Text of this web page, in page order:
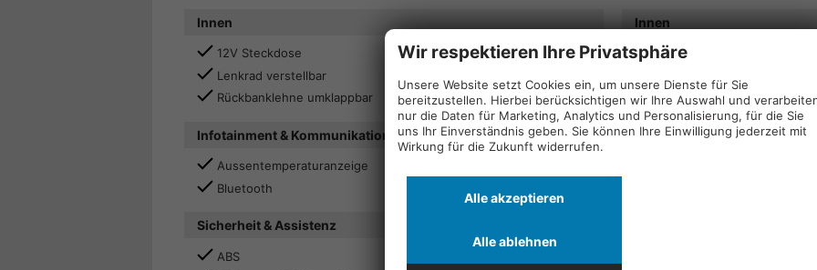
Innen
12V Steckdose
Lenkrad verstellbar
Rückbanklehne umklappbar
Infotainment & Kommunikation
Aussentemperaturanzeige
Bluetooth
Sicherheit & Assistenz
ABS
Innen
Elektr. Fensterheber hinten
Klimaanlage
Infotainment &
Wir respektieren Ihre Privatsphäre
Unsere Website setzt Cookies ein, um unsere Dienste für Sie
bereitzustellen. Hierbei berücksichtigen wir Ihre Auswahl und
nur die Daten für Marketing, Analytics und Personalisierung, für die Sie
uns Ihr Einverständnis geben. Sie können Ihre Einwilligung jederzeit mit
Wirkung für die Zukunft widerrufen.
Alle akzeptieren
Alle ablehnen